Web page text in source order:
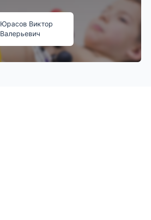
Юрасов Виктор
Валерьевич